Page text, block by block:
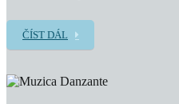
ČÍST DÁL